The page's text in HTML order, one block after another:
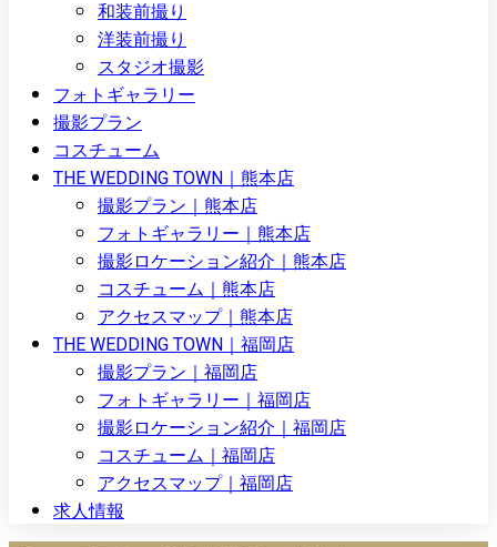
和装前撮り
洋装前撮り
スタジオ撮影
フォトギャラリー
撮影プラン
コスチューム
THE WEDDING TOWN｜熊本店
撮影プラン｜熊本店
フォトギャラリー｜熊本店
撮影ロケーション紹介｜熊本店
コスチューム｜熊本店
アクセスマップ｜熊本店
THE WEDDING TOWN｜福岡店
撮影プラン｜福岡店
フォトギャラリー｜福岡店
撮影ロケーション紹介｜福岡店
コスチューム｜福岡店
アクセスマップ｜福岡店
求人情報